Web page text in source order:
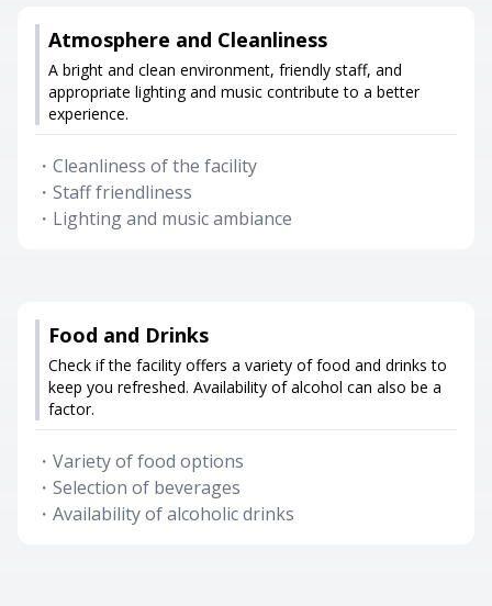
Atmosphere and Cleanliness
A bright and clean environment, friendly staff, and
appropriate lighting and music contribute to a better
experience.
・ Cleanliness of the facility
・ Staff friendliness
・ Lighting and music ambiance
Food and Drinks
Check if the facility offers a variety of food and drinks to
keep you refreshed. Availability of alcohol can also be a
factor.
・ Variety of food options
・ Selection of beverages
・ Availability of alcoholic drinks